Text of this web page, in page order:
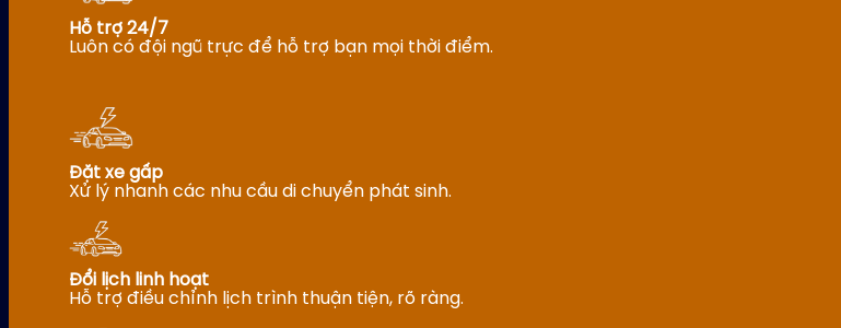
Hỗ trợ 24/7
Luôn có đội ngũ trực để hỗ trợ bạn mọi thời điểm.
Đặt xe gấp
Xử lý nhanh các nhu cầu di chuyển phát sinh.
Đổi lịch linh hoạt
Hỗ trợ điều chỉnh lịch trình thuận tiện, rõ ràng.